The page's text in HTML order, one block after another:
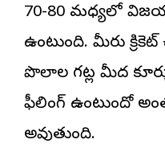
70-80 మధ్యలో
ఉంటుంది. మీరు క్రికెట్
పొలాల గట్ల మీద
ఫీలింగ్ ఉంటుందో
అవుతుంది.